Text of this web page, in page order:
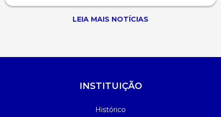
LEIA MAIS NOTÍCIAS
INSTITUIÇÃO
Histórico